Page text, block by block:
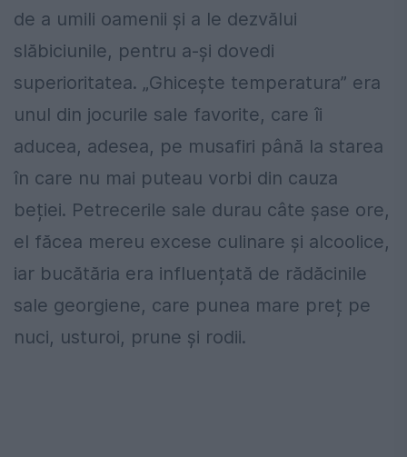
de a umili oamenii și a le dezvălui
slăbiciunile, pentru a-și dovedi
superioritatea. „Ghicește temperatura” era
unul din jocurile sale favorite, care îi
aducea, adesea, pe musafiri până la starea
în care nu mai puteau vorbi din cauza
beției. Petrecerile sale durau câte șase ore,
el făcea mereu excese culinare și alcoolice,
iar bucătăria era influențată de rădăcinile
sale georgiene, care punea mare preț pe
nuci, usturoi, prune și rodii.